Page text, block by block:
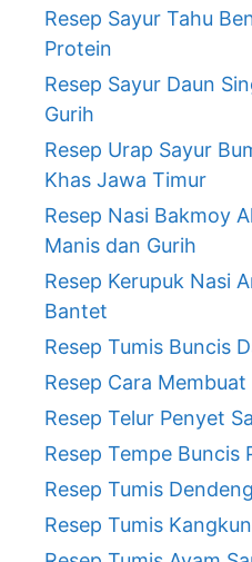
Resep Sayur Tahu
Protein
Resep Sayur Daun
Gurih
Resep Urap Sayur
Khas Jawa Timur
Resep Nasi Bakmoy
Manis dan Gurih
Resep Kerupuk Nasi
Bantet
Resep Tumis Buncis
Resep Cara
Resep Telur Penyet
Resep Tempe Buncis
Resep Tumis Dendeng
Resep Tumis